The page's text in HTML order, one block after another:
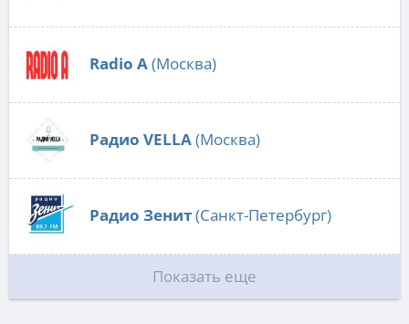
Radio А(Москва)
Радио VELLA(Москва)
Радио Зенит(Санкт-Петербург)
Показать еще